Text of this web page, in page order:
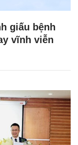
giấu bệnh
vĩnh viễn